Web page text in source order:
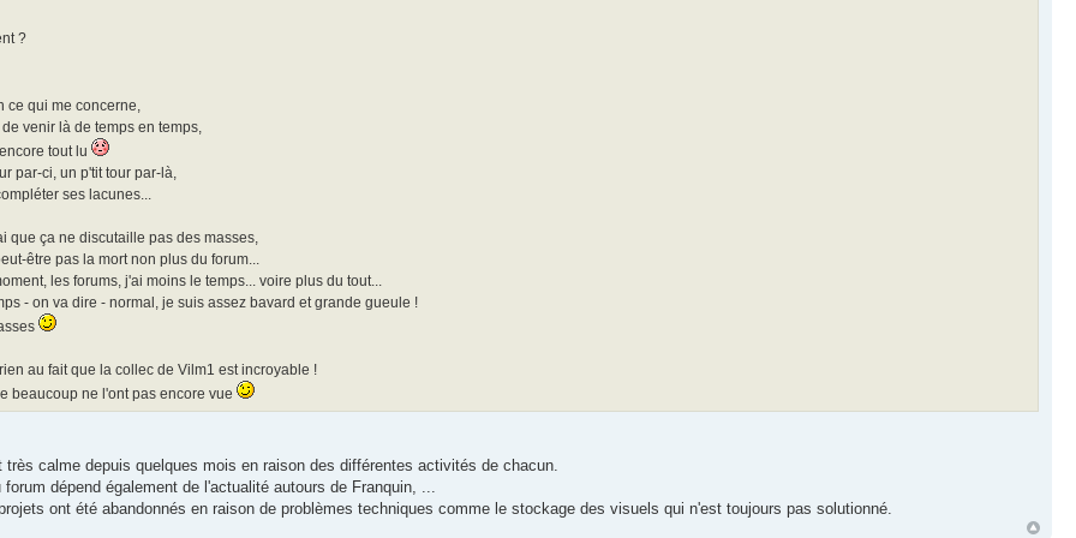
?
ce qui me concerne,
venir là de temps en temps,
tout lu
par-ci, un p'tit tour par-là,
ses lacunes...
que ça ne discutaille pas des masses,
être pas la mort non plus du forum...
les forums, j'ai moins le temps... voire plus du tout...
- on va dire - normal, je suis assez bavard et grande gueule !
au fait que la collec de Vilm1 est incroyable !
beaucoup ne l'ont pas encore vue
calme depuis quelques mois en raison des différentes activités de chacun.
dépend également de l'actualité autours de Franquin, ...
ont été abandonnés en raison de problèmes techniques comme le stockage des visuels qui n'est toujours pas solutionné.